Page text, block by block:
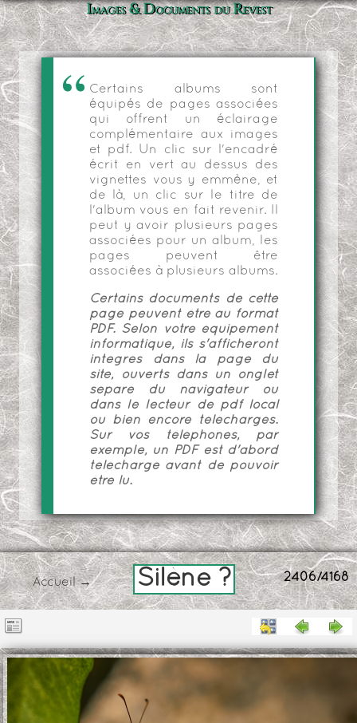
Images & Documents du Revest
Certains albums sont
équipés de pages associées
qui offrent un éclairage
complémentaire aux images
et pdf. Un clic sur l'encadré
écrit en vert au dessus des
vignettes vous y emmène, et
de là, un clic sur le titre de
l'album vous en fait revenir. Il
peut y avoir plusieurs pages
associées pour un album, les
pages peuvent être
associées à plusieurs albums.
Certains documents de cette
page peuvent être au format
PDF. Selon votre équipement
informatique, ils s'afficheront
intégrés dans la page du
site, ouverts dans un onglet
séparé du navigateur ou
dans le lecteur de pdf local
ou bien encore téléchargés.
Sur vos téléphones, par
exemple, un PDF est d'abord
téléchargé avant de pouvoir
être lu.
2406/4168
Accueil→ Silène ?